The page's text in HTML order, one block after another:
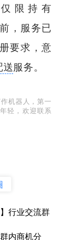
限持有
，服务已
要求，意
送服务。
机器人，第一
轻，欢迎联系
行业交流群
内商机分